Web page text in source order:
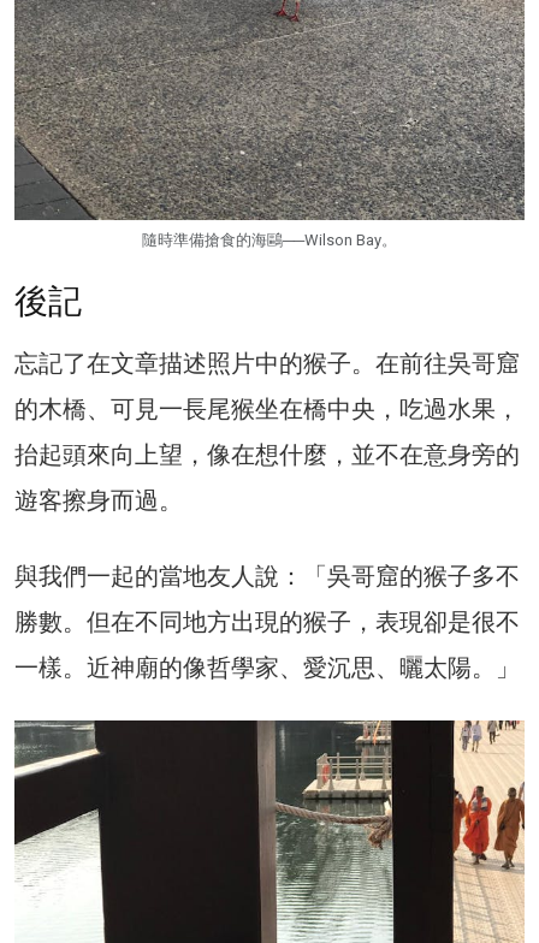
隨時準備搶食的海鷗──Wilson Bay。
後記
忘記了在文章描述照片中的猴子。在前往吳哥窟
的木橋、可見一長尾猴坐在橋中央，吃過水果，
抬起頭來向上望，像在想什麼，並不在意身旁的
遊客擦身而過。
與我們一起的當地友人說：「吳哥窟的猴子多不
勝數。但在不同地方出現的猴子，表現卻是很不
一樣。近神廟的像哲學家、愛沉思、曬太陽。」